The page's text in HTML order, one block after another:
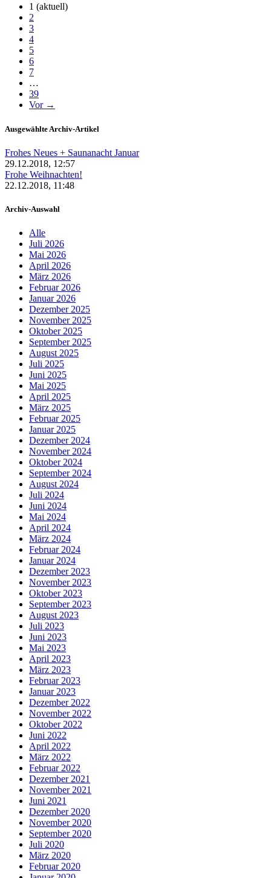
1 (aktuell)
2
3
4
5
6
7
…
39
Vor →
Ausgewählte Archiv-Artikel
Frohes Neues + Saunanacht Januar
29.12.2018, 12:57
Frohe Weihnachten!
22.12.2018, 11:48
Archiv-Auswahl
Alle
Juli 2026
Mai 2026
April 2026
März 2026
Februar 2026
Januar 2026
Dezember 2025
November 2025
Oktober 2025
September 2025
August 2025
Juli 2025
Juni 2025
Mai 2025
April 2025
März 2025
Februar 2025
Januar 2025
Dezember 2024
November 2024
Oktober 2024
September 2024
August 2024
Juli 2024
Juni 2024
Mai 2024
April 2024
März 2024
Februar 2024
Januar 2024
Dezember 2023
November 2023
Oktober 2023
September 2023
August 2023
Juli 2023
Juni 2023
Mai 2023
April 2023
März 2023
Februar 2023
Januar 2023
Dezember 2022
November 2022
Oktober 2022
Juni 2022
April 2022
März 2022
Februar 2022
Dezember 2021
November 2021
Juni 2021
Dezember 2020
November 2020
September 2020
Juli 2020
März 2020
Februar 2020